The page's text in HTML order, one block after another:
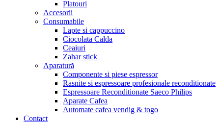
Platouri
Accesorii
Consumabile
Lapte si cappuccino
Ciocolata Calda
Ceaiuri
Zahar stick
Aparatură
Componente si piese espressor
Rasnite si espressoare profesionale reconditionate
Espressoare Reconditionate Saeco Philips
Aparate Cafea
Automate cafea vendig & togo
Contact